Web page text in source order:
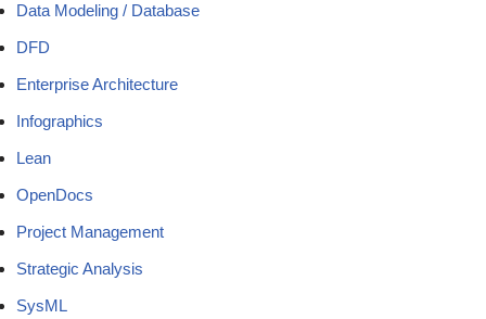
Data Modeling / Database
DFD
Enterprise Architecture
Infographics
Lean
OpenDocs
Project Management
Strategic Analysis
SysML